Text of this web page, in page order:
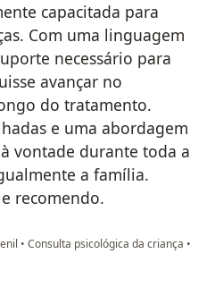
capacitada para
Com uma linguagem
necessário para
avançar no
do tratamento.
e uma abordagem
vontade durante toda a
a família.
recomendo.
• Consulta psicológica da criança •